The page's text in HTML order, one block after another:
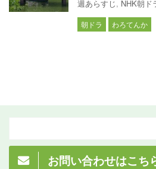
週あらすじ, NHK朝ド
朝ドラ わろてんか
お問い合わせはこち